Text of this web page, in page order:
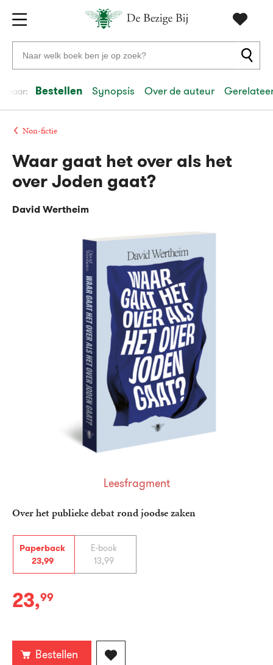
Gratis
verzending
vanaf
20
euro
Voor
23:59
volgendein
Veilig
retourneren
Zoeken
naar
auteurs
en
uitgevers
naar: Bestellen Synopsis Over de auteur
Non-fictie
Over het publieke debat rond joodse zaken
Paperback
23,99
E-book
13,99
Paperback:
23,99
Bestellen
Waar gaat het over als het
over Joden gaat?
David Wertheim
Leesfragment